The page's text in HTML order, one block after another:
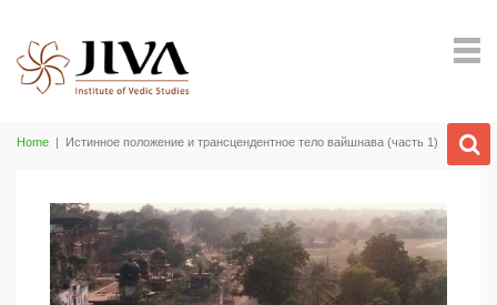
Home | Истинное положение и трансцендентное тело вайшнава (часть 1)